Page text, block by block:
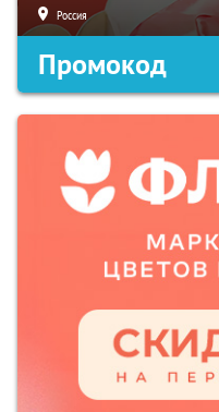
Россия
Промокод